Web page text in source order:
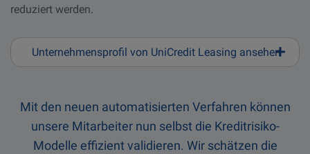
reduziert werden.
Unternehmensprofil von UniCredit Leasing ansehen
Über UniCredit Leasing
Die herstellerunabhängige Leasinggesellschaft
Mit den neuen automatisierten Verfahren können
unsere Mitarbeiter nun selbst die Kreditrisiko-
Modelle effizient validieren. Wir schätzen die